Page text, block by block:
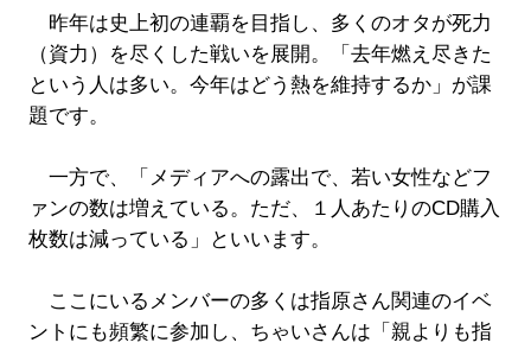
昨年は史上初の連覇を目指し、多くのオタが死力
（資力）を尽くした戦いを展開。「去年燃え尽きた
という人は多い。今年はどう熱を維持するか」が課
題です。
一方で、「メディアへの露出で、若い女性などフ
ァンの数は増えている。ただ、１人あたりのCD購入
枚数は減っている」といいます。
ここにいるメンバーの多くは指原さん関連のイベ
ントにも頻繁に参加し、ちゃいさんは「親よりも指